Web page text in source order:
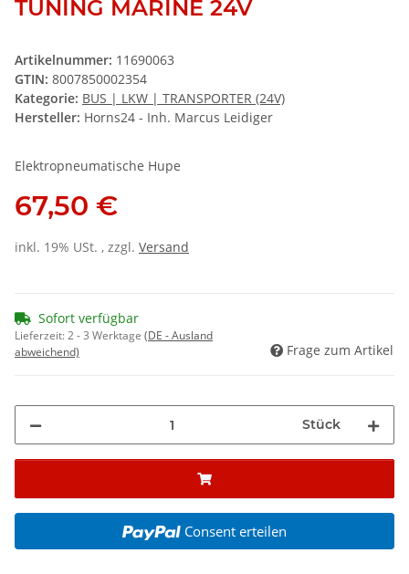
TUNING MARINE 24V
Artikelnummer: 11690063
GTIN: 8007850002354
Kategorie: BUS | LKW | TRANSPORTER (24V)
Hersteller: Horns24 - Inh. Marcus Leidiger
Elektropneumatische Hupe
67,50 €
inkl. 19% USt. , zzgl. Versand
Sofort verfügbar
Lieferzeit:2 - 3 Werktage (DE - Ausland
abweichend)
Frage zum Artikel
Stück
Consent erteilen